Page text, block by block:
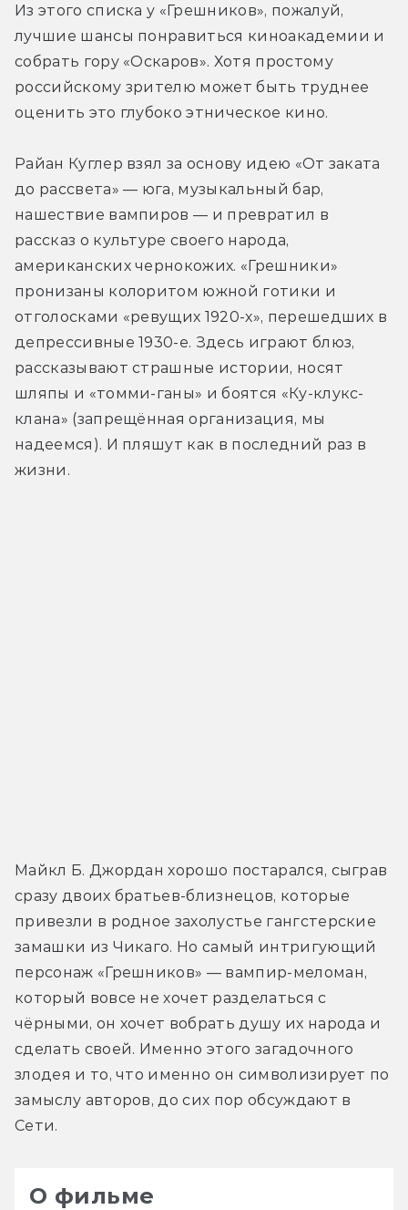
Из этого списка у «Грешников», пожалуй,
лучшие шансы понравиться киноакадемии и
собрать гору «Оскаров». Хотя простому
российскому зрителю может быть труднее
оценить это глубоко этническое кино.
Райан Куглер взял за основу идею «От заката
до рассвета» — юга, музыкальный бар,
нашествие вампиров — и превратил в
рассказ о культуре своего народа,
американских чернокожих. «Грешники»
пронизаны колоритом южной готики и
отголосками «ревущих 1920-х», перешедших в
депрессивные 1930-е. Здесь играют блюз,
рассказывают страшные истории, носят
шляпы и «томми-ганы» и боятся «Ку-клукс-
клана» (запрещённая организация, мы
надеемся). И пляшут как в последний раз в
жизни.
Майкл Б. Джордан хорошо постарался, сыграв
сразу двоих братьев-близнецов, которые
привезли в родное захолустье гангстерские
замашки из Чикаго. Но самый интригующий
персонаж «Грешников» — вампир-меломан,
который вовсе не хочет разделаться с
чёрными, он хочет вобрать душу их народа и
сделать своей. Именно этого загадочного
злодея и то, что именно он символизирует по
замыслу авторов, до сих пор обсуждают в
Сети.
О фильме